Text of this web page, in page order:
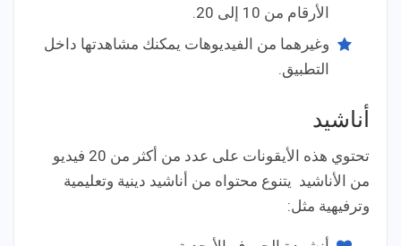
الأرقام من 10 إلى 20.
وغيرهما من الفيديوهات يمكنك مشاهدتها داخل
التطبيق.
أناشيد
تحتوي هذه الأيقونات على عدد من أكثر من 20 فيديو
من الأناشيد يتنوع محتواه من أناشيد دينية وتعليمية
وترفيهية مثل: